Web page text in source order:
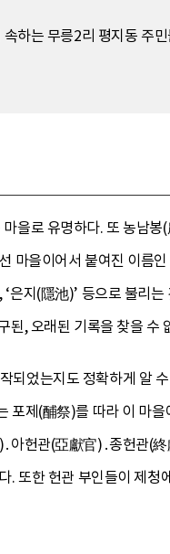
하는 무릉2리 평지동 주
을로 유명하다. 또 농남
마을이어서 붙여진 이름
‘은지(隱池)’ 등으로 불
, 오래된 기록을 찾을 수
되었는지도 정확하게 알
포제(酺祭)를 따라 이 마
아헌관(亞獻官)․종헌관(
. 또한 헌관 부인들이 제